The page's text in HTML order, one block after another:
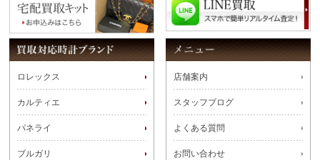
ロレックス
カルティエ
パネライ
ブルガリ
店舗案内
スタッフブログ
よくある質問
お問い合わせ